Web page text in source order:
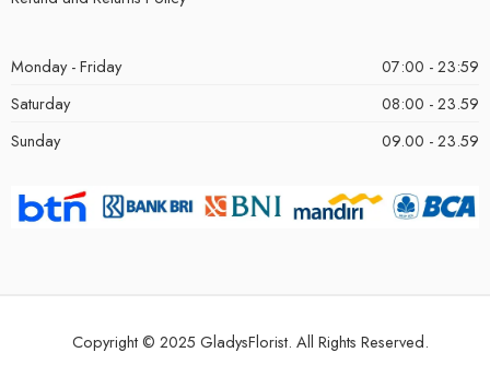
Monday - Friday
07:00 - 23:59
Saturday
08:00 - 23.59
Sunday
09.00 - 23.59
Copyright © 2025 GladysFlorist. All Rights Reserved.